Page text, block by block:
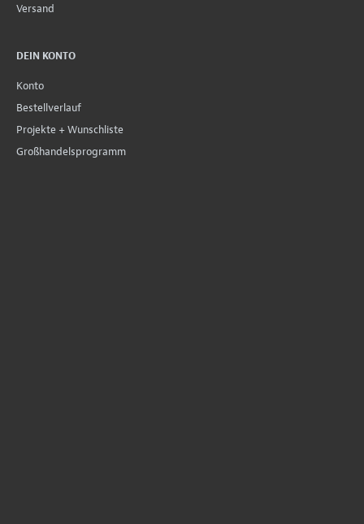
Versand
DEIN KONTO
Konto
Bestellverlauf
Projekte + Wunschliste
Großhandelsprogramm